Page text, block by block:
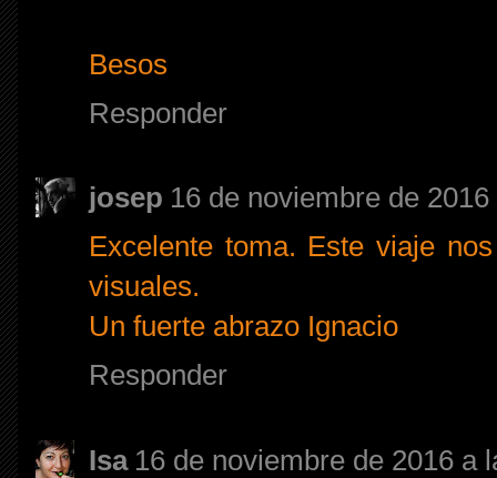
Besos
Responder
josep 16 de noviembre de
Excelente toma. Este viaje
visuales.
Un fuerte abrazo Ignacio
Responder
Isa 16 de noviembre de 2016 a